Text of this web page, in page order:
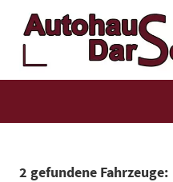
2 gefundene Fahrzeuge: